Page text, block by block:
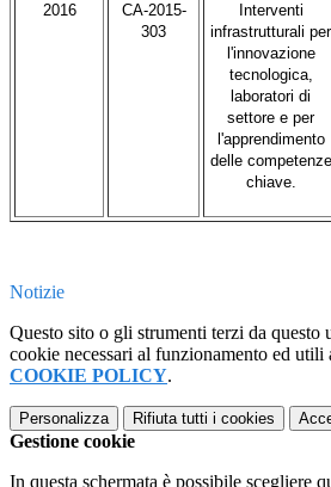
2016
CA-2015-
303
Interventi
infrastrutturali per
l'innovazione
tecnologica,
laboratori di
settore e per
l'apprendimento
delle competenze
chiave.
Notizie
Questo sito o gli strumenti terzi da
cookie necessari al funzionamento ed
COOKIE POLICY.
Personalizza Rifiuta tutti i cookies
Gestione cookie
In questa schermata è possibile scegliere